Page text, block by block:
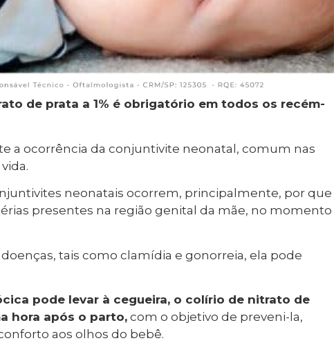
de prata a 1% é obrigatório em todos os recém-
a ocorrência da conjuntivite neonatal, comum nas
neonatais ocorrem, principalmente, por que
presentes na região genital da mãe, no momento
tais como clamídia e gonorreia, ela pode
pode levar à cegueira, o colírio de nitrato de
hora após o parto, com o objetivo de preveni-la,
aos olhos do bebê.